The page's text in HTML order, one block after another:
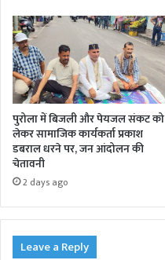
पुरोला में बिजली और पेयजल संकट को
लेकर सामाजिक कार्यकर्ता प्रकाश
डबराल धरने पर, जन आंदोलन की
चेतावनी
2 days ago
Leave a Reply